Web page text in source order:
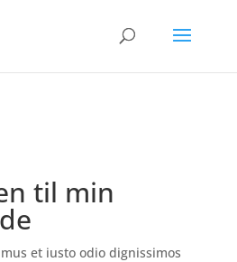
til min
et iusto odio dignissimos